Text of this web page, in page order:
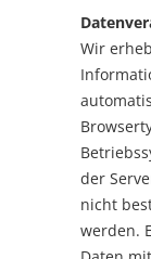
Wir
der
nicht
werden.